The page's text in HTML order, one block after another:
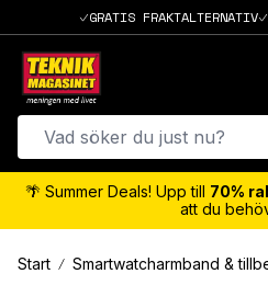
GRATIS FRAKTALTERNATIV
🌴 Summer Deals! Upp till 70%
att du
Start Smartwatcharmband &